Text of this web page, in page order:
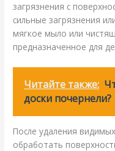
загрязнения с
сильные загрязнения
мягкое мыло или
предназначенное для
Читайте также:
доски почернели?
После удаления
обработать